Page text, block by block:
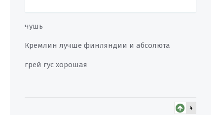
чушь
Кремлин лучше финляндии и абсолюта
грей гус хорошая
4